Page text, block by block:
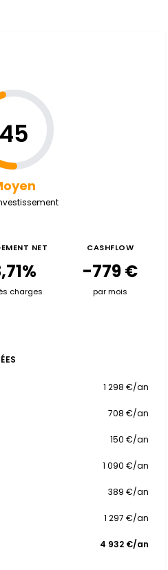
45
NET
charges
CASHFLOW
-779 €
par mois
1 298 €/an
708 €/an
150 €/an
1 090 €/an
389 €/an
1 297 €/an
4 932 €/an